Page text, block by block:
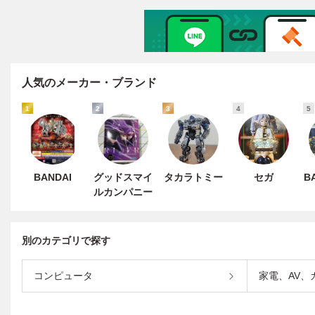
人気のメーカー・ブランド
1
BANDAI
2
グッドスマイ
ルカンパニー
3
タカラトミー
4
セガ
5
別のカテゴリで探す
コンピュータ 家電、AV、